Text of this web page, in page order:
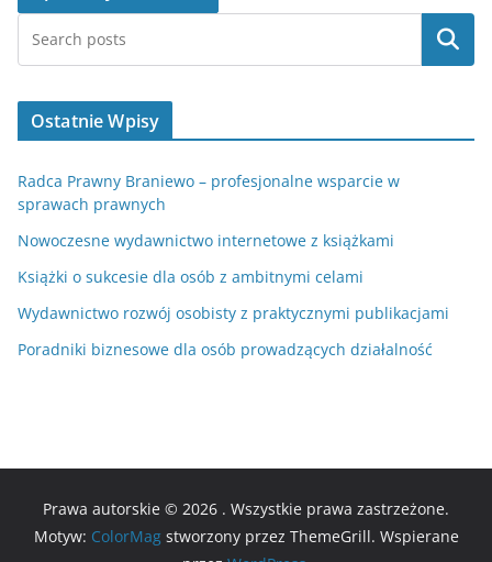
Szukaj
Ostatnie Wpisy
Radca Prawny Braniewo – profesjonalne wsparcie w
sprawach prawnych
Nowoczesne wydawnictwo internetowe z książkami
Książki o sukcesie dla osób z ambitnymi celami
Wydawnictwo rozwój osobisty z praktycznymi publikacjami
Poradniki biznesowe dla osób prowadzących działalność
Prawa autorskie © 2026 . Wszystkie prawa zastrzeżone.
Motyw: ColorMagstworzony przez ThemeGrill. Wspierane